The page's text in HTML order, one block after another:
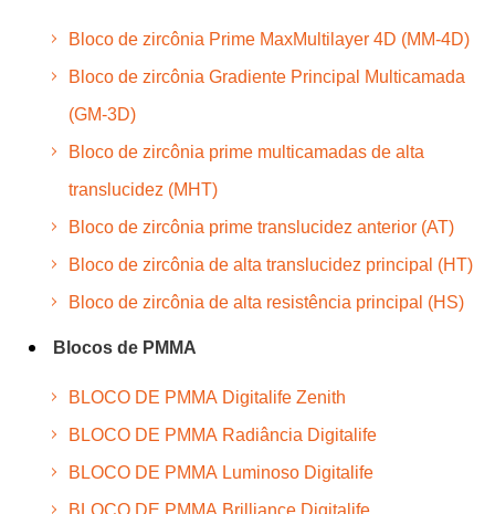
Bloco de zircônia Prime MaxMultilayer 4D (MM-4D)
Bloco de zircônia Gradiente Principal Multicamada
(GM-3D)
Bloco de zircônia prime multicamadas de alta
translucidez (MHT)
Bloco de zircônia prime translucidez anterior (AT)
Bloco de zircônia de alta translucidez principal (HT)
Bloco de zircônia de alta resistência principal (HS)
Blocos de PMMA
BLOCO DE PMMA Digitalife Zenith
BLOCO DE PMMA Radiância Digitalife
BLOCO DE PMMA Luminoso Digitalife
BLOCO DE PMMA Brilliance Digitalife